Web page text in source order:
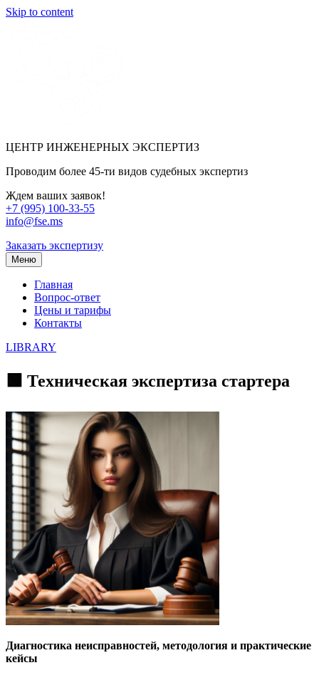
Skip to content
ЦЕНТР ИНЖЕНЕРНЫХ ЭКСПЕРТИЗ
Проводим более 45-ти видов судебных экспертиз
Ждем ваших заявок!
+7 (995) 100-33-55
info@fse.ms
Заказать экспертизу
Меню
Главная
Вопрос-ответ
Цены и тарифы
Контакты
LIBRARY
🟩 Техническая экспертиза стартера
Диагностика неисправностей, методология и практические
кейсы